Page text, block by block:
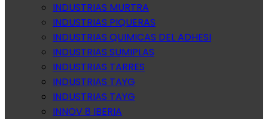
INDUSTRIAS MURTRA
INDUSTRIAS PIQUERAS
INDUSTRIAS QUIMICAS DEL ADHESI
INDUSTRIAS SUMIPLAS
INDUSTRIAS TARRES
INDUSTRIAS TAYG
INDUSTRIAS TAYG
INNOV 8 IBERIA